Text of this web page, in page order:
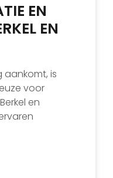
EN
EN
aankomt, is
voor
en